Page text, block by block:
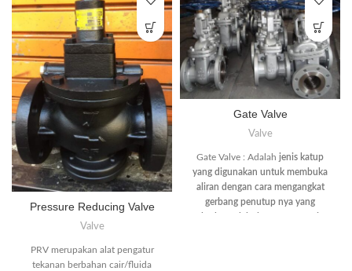
Pressure Reducing Valve
Valve
PRV merupakan alat pengatur
tekanan berbahan cair/fluida
Gate Valve
Valve
Gate Valve : Adalah jenis katup
yang digunakan untuk membuka
aliran dengan cara mengangkat
gerbang penutup nya yang